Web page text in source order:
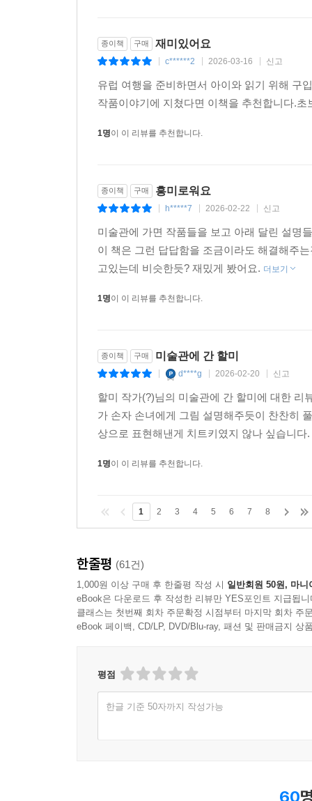
종이책 구매 재미있어요
c******2 2026-03-16 신고
유럽 여행을 준비하면서 아이와 읽기 위해 구
작품이야기에 지쳤다면 이책을 추천합니다.
1명이 이 리뷰를 추천합니다.
종이책 구매 흥미로워요
h*****7 2026-02-22 신고
미술관에 가면 작품들을 보고 아래 달린 설명
이 책은 그런 답답함을 조금이라도 해결해주
고있는데 비슷한듯? 재밌게 봤어요. 더보기
1명이 이 리뷰를 추천합니다.
종이책 구매 미술관에 간 할미
d****g 2026-02-20 신고
할미 작가(?)님의 미술관에 간 할미에 대한 리
가 손자 손녀에게 그림 설명해주듯이 찬찬히
상으로 표현해낸게 치트키였지 않나 싶습니다.
1명이 이 리뷰를 추천합니다.
1 2 3 4 5 6 7 8
한줄평 (61건)
1,000원 이상 구매 후 한줄평 작성 시 일반회원 50원, 마니
eBook은 다운로드 후 작성한 리뷰만 YES포인트 지급됩니
클래스는 첫번째 회차 주문확정 시점부터 마지막 회차 주
eBook 페이백, CD/LP, DVD/Blu-ray, 패션 및 판매금지 상
평점
한글 기준 50자까지 작성가능
60